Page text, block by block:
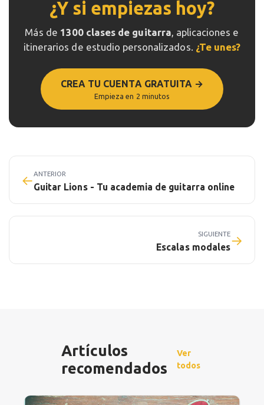
¿Y si empiezas hoy?
Más de 1300 clases de guitarra, aplicaciones e
itinerarios de estudio personalizados. ¿Te unes?
CREA TU CUENTA GRATUITA →
Empieza en 2 minutos
←ANTERIOR
Guitar Lions - Tu academia de guitarra online
SIGUIENTE
Escalas modales→
Artículos
recomendados
Ver
todos